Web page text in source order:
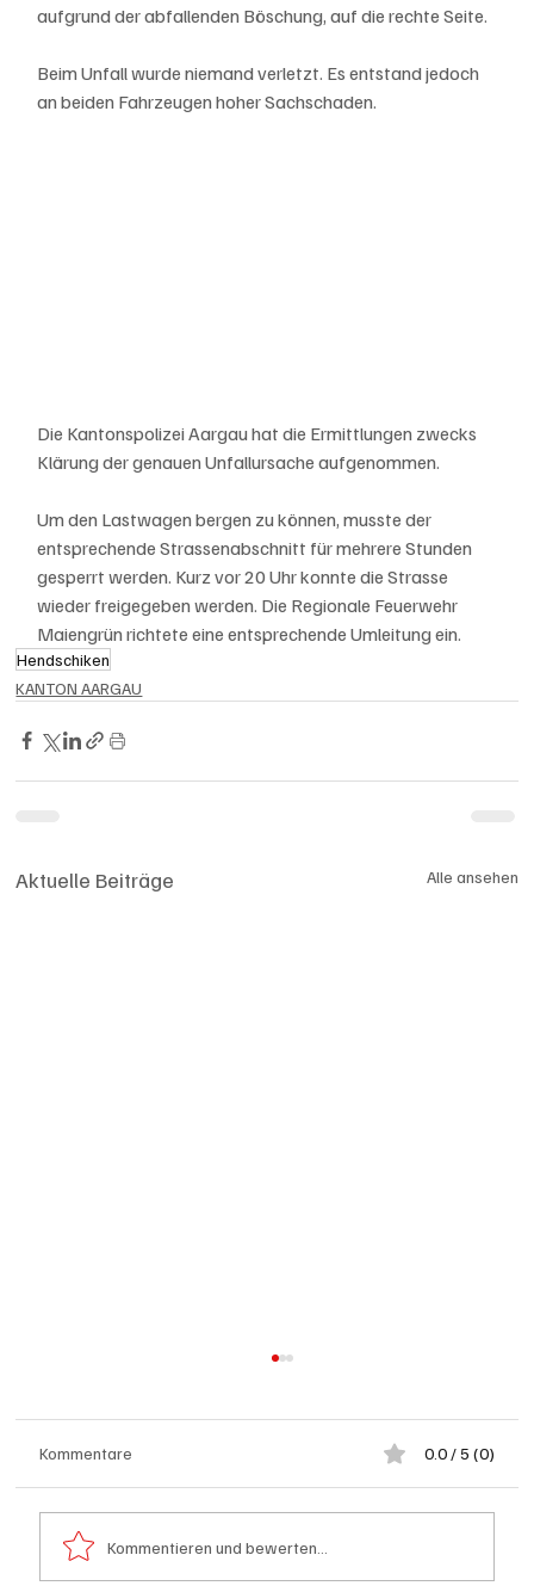
aufgrund der abfallenden Böschung, auf die rechte Seite.
Beim Unfall wurde niemand verletzt. Es entstand jedoch
an beiden Fahrzeugen hoher Sachschaden.
Die Kantonspolizei Aargau hat die Ermittlungen zwecks
Klärung der genauen Unfallursache aufgenommen.
Um den Lastwagen bergen zu können, musste der
entsprechende Strassenabschnitt für mehrere Stunden
gesperrt werden. Kurz vor 20 Uhr konnte die Strasse
wieder freigegeben werden. Die Regionale Feuerwehr
Maiengrün richtete eine entsprechende Umleitung ein.
Hendschiken
KANTON AARGAU
Aktuelle Beiträge Alle ansehen
Kommentare 0.0 / 5 (0)
Kommentieren und bewerten...